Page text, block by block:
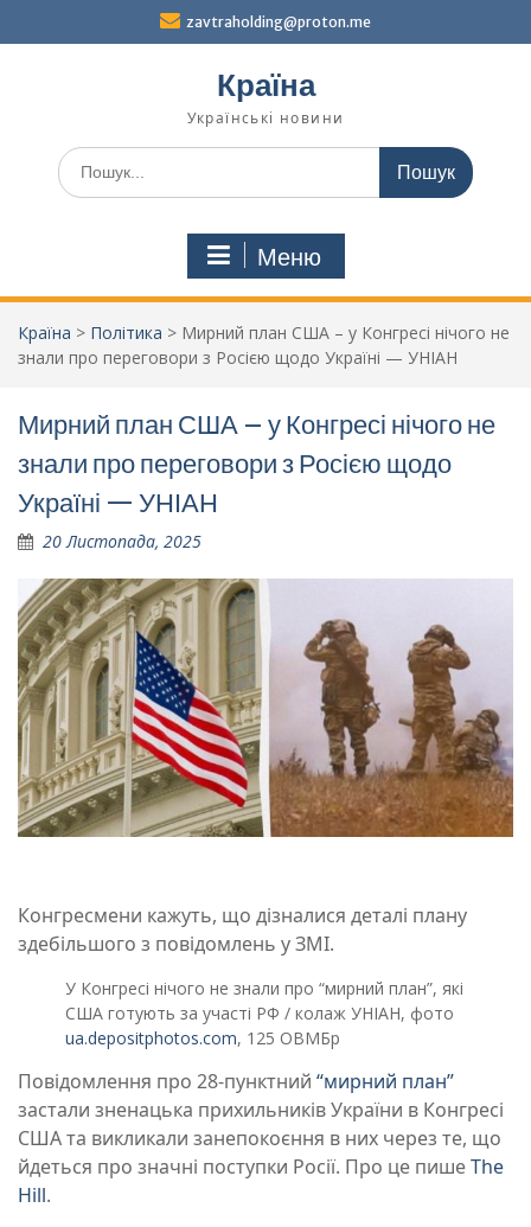
zavtraholding@proton.me
Країна
Українські новини
Шукати:
Меню
Країна > Політика > Мирний план США – у Конгресі нічого не
знали про переговори з Росією щодо Україні — УНІАН
Мирний план США – у Конгресі нічого не
знали про переговори з Росією щодо
Україні — УНІАН
20 Листопада, 2025
Конгресмени кажуть, що дізналися деталі плану
здебільшого з повідомлень у ЗМІ.
У Конгресі нічого не знали про “мирний план”, які
США готують за участі РФ / колаж УНІАН, фото
ua.depositphotos.com, 125 ОВМБр
Повідомлення про 28-пунктний “мирний план”
застали зненацька прихильників України в Конгресі
США та викликали занепокоєння в них через те, що
йдеться про значні поступки Росії. Про це пишеThe
Hill.